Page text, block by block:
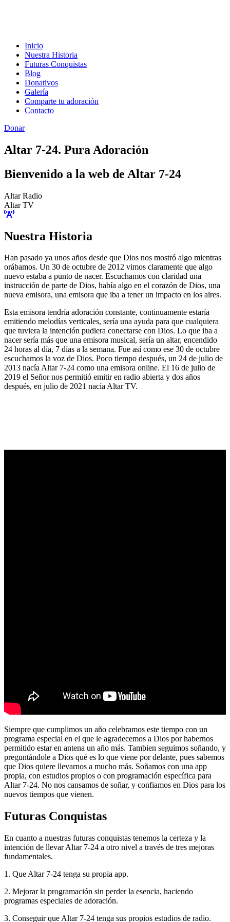
Inicio
Nuestra Historia
Futuras Conquistas
Blog
Donativos
Galería
Comparte tu adoración
Contacto
Donar
Altar 7-24. Pura Adoración
Bienvenido a la web de Altar 7-24
Altar Radio
Altar TV
Nuestra Historia
Han pasado ya unos años desde que Dios nos mostró algo mientras
orábamos. Un 30 de octubre de 2012 vimos claramente que algo
nuevo estaba a punto de nacer. Escuchamos con claridad una
instrucción de parte de Dios, había algo en el corazón de Dios, una
nueva emisora, una emisora que iba a tener un impacto en los aires.
Esta emisora tendría adoración constante, continuamente estaría
emitiendo melodías verticales, sería una ayuda para que cualquiera
que tuviera la intención pudiera conectarse con Dios. Lo que iba a
nacer sería más que una emisora musical, sería un altar, encendido
24 horas al día, 7 días a la semana. Fue así como ese 30 de octubre
escuchamos la voz de Dios. Poco tiempo después, un 24 de julio de
2013 nacía Altar 7-24 como una emisora online. El 16 de julio de
2019 el Señor nos permitió emitir en radio abierta y dos años
después, en julio de 2021 nacía Altar TV.
Siempre que cumplimos un año celebramos este tiempo con un
programa especial en el que le agradecemos a Dios por habernos
permitido estar en antena un año más. Tambien seguimos soñando, y
preguntándole a Dios qué es lo que viene por delante, pues sabemos
que Dios quiere llevarnos a mucho más. Soñamos con una app
propia, con estudios propios o con programación específica para
Altar 7-24. No nos cansamos de soñar, y confiamos en Dios para los
nuevos tiempos que vienen.
Futuras Conquistas
En cuanto a nuestras futuras conquistas tenemos la certeza y la
intención de llevar Altar 7-24 a otro nivel a través de tres mejoras
fundamentales.
1. Que Altar 7-24 tenga su propia app.
2. Mejorar la programación sin perder la esencia, haciendo
programas especiales de adoración.
3. Conseguir que Altar 7-24 tenga sus propios estudios de radio.